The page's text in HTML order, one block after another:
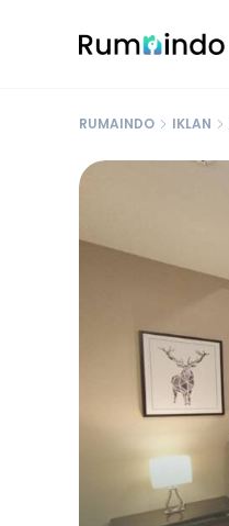
RUMAINDO IKLAN